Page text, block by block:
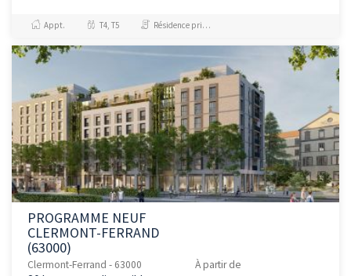
l’Auvergne invite à profiter
plei...Appt. T4, T5 Résidence principale / PTZ, Investissement et Défiscalisation
PROGRAMME NEUF
CLERMONT-FERRAND
(63000)
Clermont-Ferrand - 63000 À partir de